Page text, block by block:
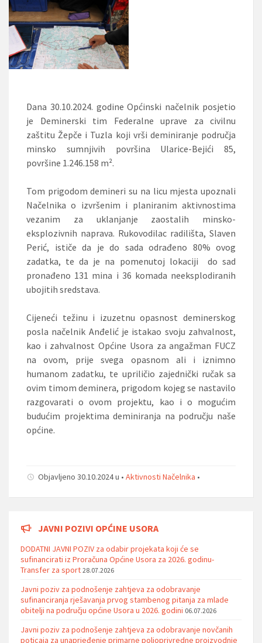
Dana 30.10.2024. godine Općinski načelnik posjetio
je Deminerski tim Federalne uprave za civilnu
zaštitu Žepče i Tuzla koji vrši deminiranje područja
minsko sumnjivih površina Ularice-Bejići 85,
površine 1.246.158 m².
Tom prigodom demineri su na licu mjesta upoznali
Načelnika o izvršenim i planiranim aktivnostima
vezanim za uklanjanje zaostalih minsko-
eksplozivnih naprava. Rukovodilac radilišta, Slaven
Perić, ističe da je do sada odrađeno 80% ovog
zadatka, te da je na pomenutoj lokaciji do sad
pronađeno 131 mina i 36 komada neeksplodiranih
ubojitih sredstava.
Cijeneći težinu i izuzetnu opasnost deminerskog
posla načelnik Anđelić je istakao svoju zahvalnost,
kao i zahvalnost Općine Usora za angažman FUCZ
na ovom, prije svega opasnom ali i iznimno
humanom zadatku, te upriličio zajednički ručak sa
ovim timom deminera, prigodom kojeg se nastavilo
razgovarati o ovom projektu, kao i o mogućim
budućim projektima deminiranja na području naše
općine.
Objavljeno 30.10.2024 u • Aktivnosti Načelnika •
JAVNI POZIVI OPĆINE USORA
DODATNI JAVNI POZIV za odabir projekata koji će se
sufinancirati iz Proračuna Općine Usora za 2026. godinu-
Transfer za sport 28.07.2026
Javni poziv za podnošenje zahtjeva za odobravanje
sufinanciranja rješavanja prvog stambenog pitanja za mlade
obitelji na području općine Usora u 2026. godini 06.07.2026
Javni poziv za podnošenje zahtjeva za odobravanje novčanih
poticaja za unaprjeđenje primarne poljoprivredne proizvodnje